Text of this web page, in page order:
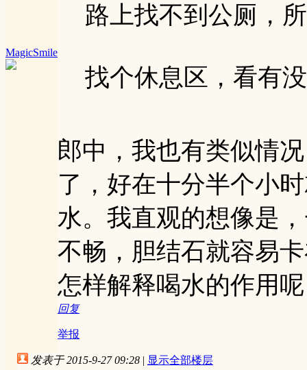
MagicSmile
路上找不到公厕，
找个休息区，看有
郎中，我也有类似情
了，好在十分半个小
水。我直观的想像是
不畅，胆结石就容易
怎样解释喝水的作用
回复
举报
发表于 2015-9-27 09:28 | 显示全部楼层